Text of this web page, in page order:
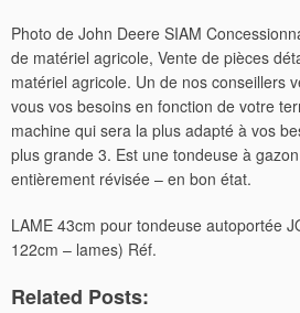
Photo de John Deere SIAM
de matériel agricole, Vente de pièces
matériel agricole. Un de nos conseillers
vous vos besoins en fonction de votre
machine qui sera la plus adapté à vos
plus grande 3. Est une tondeuse à
entièrement révisée – en bon état.
LAME 43cm pour tondeuse autoportée
122cm – lames) Réf.
Related Posts: